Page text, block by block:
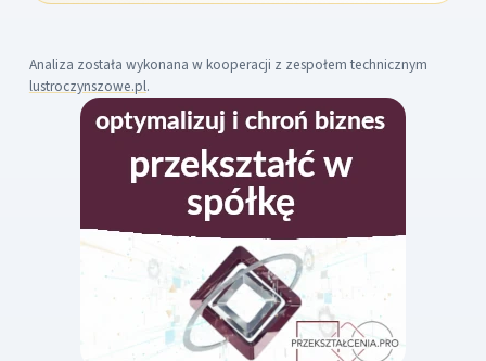
Analiza została wykonana w kooperacji z zespołem technicznym
lustroczynszowe.pl.